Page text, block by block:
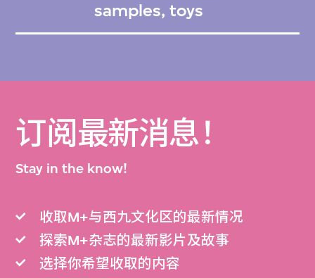
samples, toys
订阅最新消息！
Stay in the know!
收取M+与西九文化区的最新情况
探索M+杂志的最新影片及故事
选择你希望收取的内容